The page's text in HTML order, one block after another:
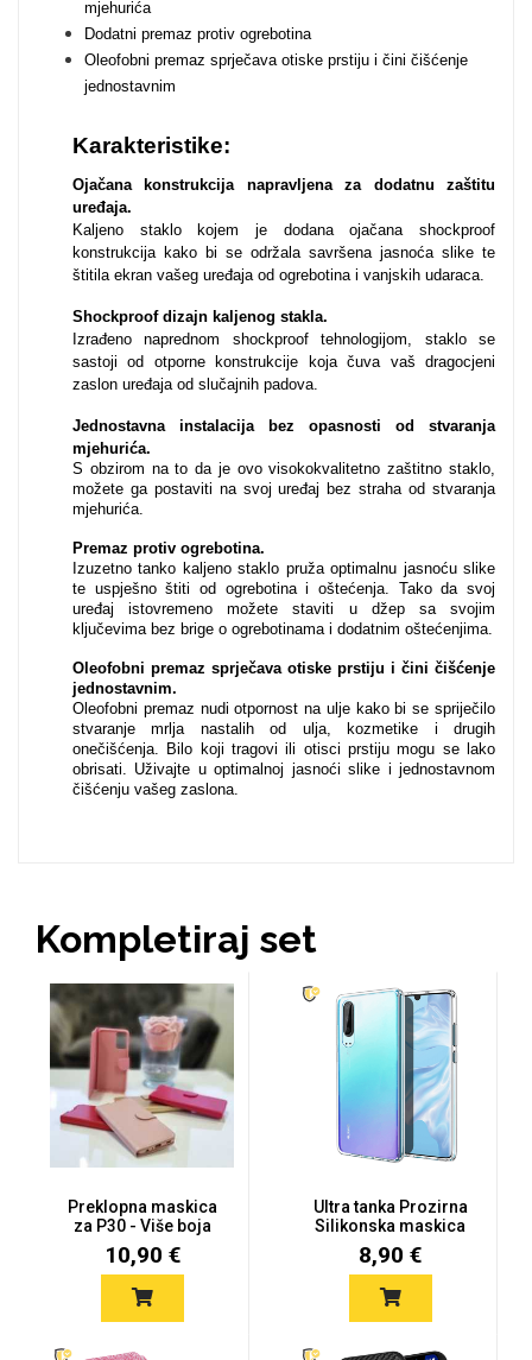
mjehurića
Dodatni premaz protiv ogrebotina
Oleofobni premaz sprječava otiske prstiju i čini čišćenje
jednostavnim
Karakteristike:
Ojačana konstrukcija napravljena za dodatnu zaštitu
uređaja.
Kaljeno staklo kojem je dodana ojačana shockproof
konstrukcija kako bi se održala savršena jasnoća slike te
štitila ekran vašeg uređaja od ogrebotina i vanjskih udaraca.
Shockproof dizajn kaljenog stakla.
Izrađeno naprednom shockproof tehnologijom, staklo se
sastoji od otporne konstrukcije koja čuva vaš dragocjeni
zaslon uređaja od slučajnih padova.
Jednostavna instalacija bez opasnosti od stvaranja
mjehurića.
S obzirom na to da je ovo visokokvalitetno zaštitno staklo,
možete ga postaviti na svoj uređaj bez straha od stvaranja
mjehurića.
Premaz protiv ogrebotina.
Izuzetno tanko kaljeno staklo pruža optimalnu jasnoću slike
te uspješno štiti od ogrebotina i oštećenja. Tako da svoj
uređaj istovremeno možete staviti u džep sa svojim
ključevima bez brige o ogrebotinama i dodatnim oštećenjima.
Oleofobni premaz sprječava otiske prstiju i čini čišćenje
jednostavnim.
Oleofobni premaz nudi otpornost na ulje kako bi se spriječilo
stvaranje mrlja nastalih od ulja, kozmetike i drugih
onečišćenja. Bilo koji tragovi ili otisci prstiju mogu se lako
obrisati. Uživajte u optimalnoj jasnoći slike i jednostavnom
čišćenju vašeg zaslona.
Kompletiraj set
Preklopna maskica
za P30 - Više boja
10,90 €
Ultra tanka Prozirna
Silikonska maskica
za Hua...
8,90 €
Mandale / Cvjetni
motivi
Citati & Stihovi
MarbleMania
Gaming motivi Crtani filmovi
Sportski motivi Obiteljski motivi
Mix